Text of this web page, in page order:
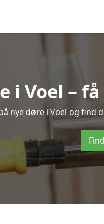
i Voel –
nye døre i Voel og find